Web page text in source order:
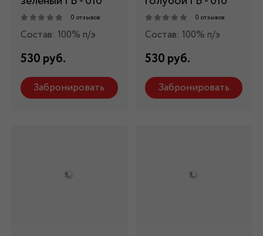
0 отзывов
Состав: 100% п/э
530 руб.
Забронировать
0 отзывов
Состав: 100% п/э
530 руб.
Забронировать